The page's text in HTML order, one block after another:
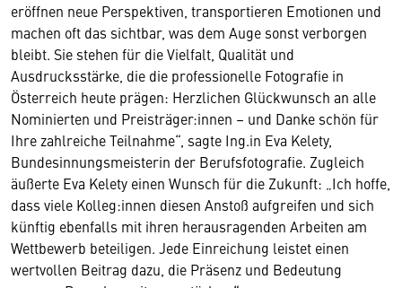
eröffnen neue Perspektiven, transportieren Emotionen und
machen oft das sichtbar, was dem Auge sonst verborgen
bleibt. Sie stehen für die Vielfalt, Qualität und
Ausdrucksstärke, die die professionelle Fotografie in
Österreich heute prägen: Herzlichen Glückwunsch an alle
Nominierten und Preisträger:innen – und Danke schön für
Ihre zahlreiche Teilnahme“, sagte Ing.in Eva Kelety,
Bundesinnungsmeisterin der Berufsfotografie. Zugleich
äußerte Eva Kelety einen Wunsch für die Zukunft: „Ich hoffe,
dass viele Kolleg:innen diesen Anstoß aufgreifen und sich
künftig ebenfalls mit ihren herausragenden Arbeiten am
Wettbewerb beteiligen. Jede Einreichung leistet einen
wertvollen Beitrag dazu, die Präsenz und Bedeutung